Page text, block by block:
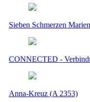
Sieben Schmerzen
CONNECTED -
Anna-Kreuz (A 2353)